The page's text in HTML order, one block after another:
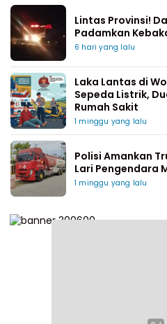
Lintas Provinsi!
Padamkan
6 hari yang lalu
Laka Lantas di
Sepeda Listrik,
Rumah Sakit
1 minggu yang lalu
Polisi Amankan
Lari Pengendara
1 minggu yang lalu